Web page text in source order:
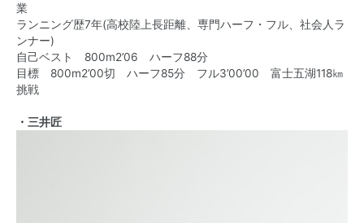
業
ランニング歴7年(高校陸上長距離、専門ハーフ・フル、社会人ラ
ンナー)
自己ベスト 800m2’06 ハーフ88分
目標 800m2’00切 ハーフ85分 フル3’00’00 富士五湖118㎞
挑戦
・三井匠